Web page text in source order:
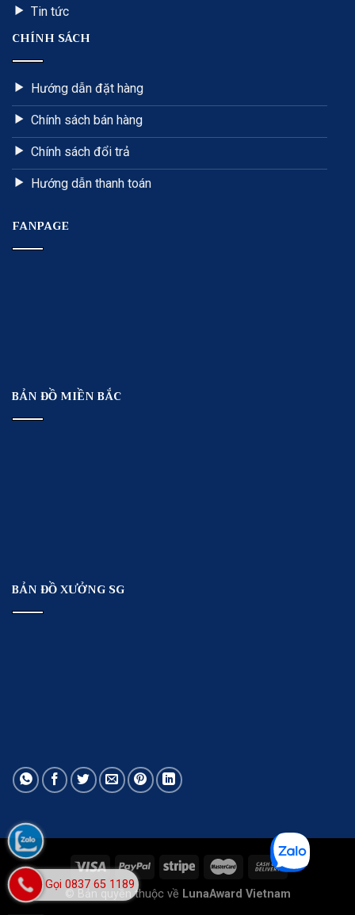
Tin tức
CHÍNH SÁCH
Hướng dẫn đặt hàng
Chính sách bán hàng
Chính sách đổi trả
Hướng dẫn thanh toán
FANPAGE
BẢN ĐỒ MIỀN BẮC
BẢN ĐỒ XƯỞNG SG
Gọi 0837 65 1189
© Bản quyền thuộc về LunaAward Vietnam